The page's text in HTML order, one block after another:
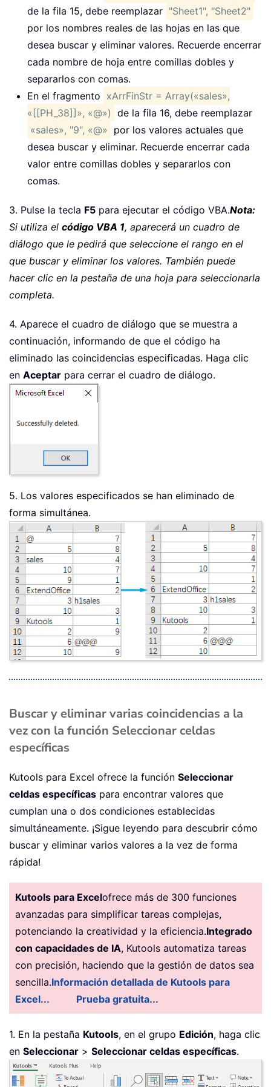
xWSh = xWb.Worksheets (
Set
xFindRg
Nothing
    xWSh
.Activate
Set xFindRgs = Nothing
Set xURg =
Set xFindRgs =
Nothing
For
Each xFindRg In xURg
For xJ = LBound ( xArrFinStr
If
xFindRg
                xBol
If xFindRgs Is
Set xFindRgs =
End If
End If
Next
Next
End
If
Next
    MsgBox
"Successfully deleted."
Else
End If
de la fila 15, debe reemplazar "Sheet1", "Sheet2"
por los nombres reales de las hojas en las que
desea buscar y eliminar valores. Recuerde encerrar
cada nombre de hoja entre comillas dobles y
separarlos con comas.
En el fragmento xArrFinStr = Array(«sales»,
«[[PH_38]]», «@») de la fila 16, debe reemplazar
«sales», "9", «@» por los valores actuales que
desea buscar y eliminar. Recuerde encerrar cada
valor entre comillas dobles y separarlos con
comas.
3. Pulse la tecla F5 para ejecutar el código VBA.Nota:
Si utiliza el código VBA 1, aparecerá un cuadro de
diálogo que le pedirá que seleccione el rango en el
que buscar y eliminar los valores. También puede
hacer clic en la pestaña de una hoja para seleccionarla
completa.
4. Aparece el cuadro de diálogo que se muestra a
continuación, informando de que el código ha
eliminado las coincidencias especificadas. Haga clic
en Aceptar para cerrar el cuadro de diálogo.
5. Los valores especificados se han eliminado de
forma simultánea.
Buscar y eliminar varias coincidencias a la
vez con la función Seleccionar celdas
específicas
Kutools para Excel ofrece la función Seleccionar
celdas específicas para encontrar valores que
cumplan una o dos condiciones establecidas
simultáneamente. ¡Sigue leyendo para descubrir cómo
buscar y eliminar varios valores a la vez de forma
rápida!
Kutools para Excelofrece más de 300 funciones
avanzadas para simplificar tareas complejas,
potenciando la creatividad y la eficiencia.Integrado
con capacidades de IA, Kutools automatiza tareas
con precisión, haciendo que la gestión de datos sea
sencilla.Información detallada de Kutools para
Excel...
Prueba gratuita...
1. En la pestaña Kutools, en el grupo Edición, haga clic
en Seleccionar > Seleccionar celdas específicas.